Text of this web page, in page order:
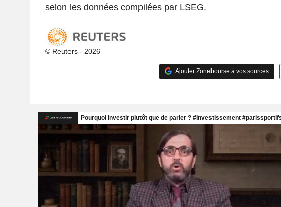
selon les données compilées par LSEG.
© Reuters - 2026
Ajouter Zonebourse à vos sources